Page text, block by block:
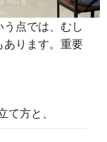
点では、むし
あります。重要
方と、